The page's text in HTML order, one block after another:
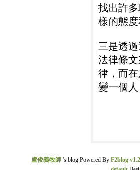
找出許
樣的態
三是透
法律條
律，而
變一個
盧俊義牧師's blog Powered By F2blog